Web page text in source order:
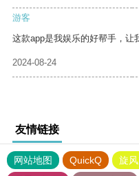
游客
这款app是我娱乐的好帮手，让
2024-08-24
友情链接
网站地图 QuickQ 旋